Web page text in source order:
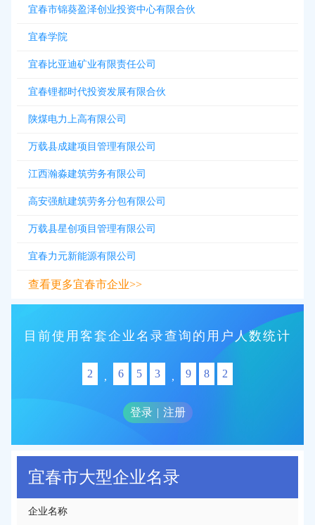
宜春市锦葵盈泽创业投资中心有限合伙
宜春学院
宜春比亚迪矿业有限责任公司
宜春锂都时代投资发展有限合伙
陕煤电力上高有限公司
万载县成建项目管理有限公司
江西瀚淼建筑劳务有限公司
高安强航建筑劳务分包有限公司
万载县星创项目管理有限公司
宜春力元新能源有限公司
查看更多宜春市企业>>
目前使用客套企业名录查询的用户人数统计
2 , 6 5 3 , 9 8 2
登录 | 注册
宜春市大型企业名录
企业名称